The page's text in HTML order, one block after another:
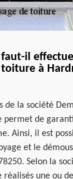
il
toiture à
de la société
permet de
Ainsi, il est
et le
Selon la
une ou